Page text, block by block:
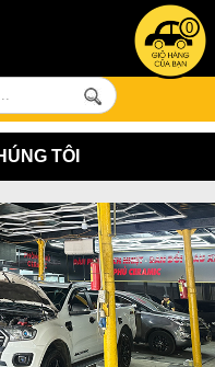
0
TÔI